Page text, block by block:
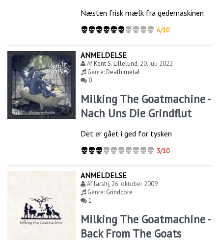
Næsten frisk mælk fra gedemaskinen
6/10
ANMELDELSE
AfKent S. Lillelund, 20. juli 2022
Genre:Death metal
0
Milking The Goatmachine -
Nach Uns Die Grindflut
Det er gået i ged for tysken
3/10
ANMELDELSE
Aflarshj, 26. oktober 2009
Genre: Grindcore
1
Milking The Goatmachine -
Back From The Goats